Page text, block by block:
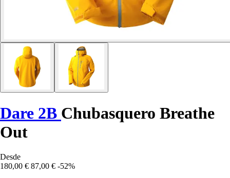
Dare 2B Chubasquero Breathe
Out
Desde
180,00 € 87,00 € -52%